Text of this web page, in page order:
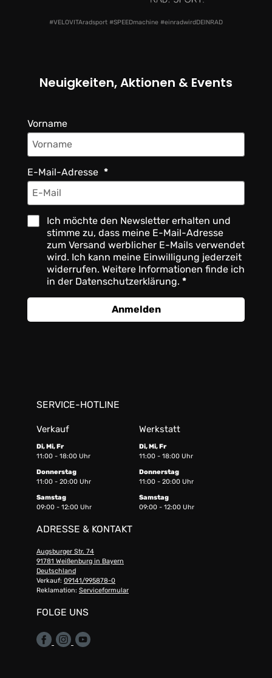
#VELOVITAradsport #SPEEDmachine #einradwirdDEINRAD
Neuigkeiten, Aktionen & Events
Vorname
E-Mail-Adresse
Ich möchte den Newsletter erhalten und
stimme zu, dass meine E-Mail-Adresse
zum Versand werblicher E-Mails verwendet
wird. Ich kann meine Einwilligung jederzeit
widerrufen. Weitere Informationen finde ich
in der Datenschutzerklärung.
Anmelden
SERVICE-HOTLINE
Verkauf Werkstatt
Di, Mi, Fr
11:00 - 18:00 Uhr
Di, Mi, Fr
11:00 - 18:00 Uhr
Donnerstag
11:00 - 20:00 Uhr
Donnerstag
11:00 - 20:00 Uhr
Samstag
09:00 - 12:00 Uhr
Samstag
09:00 - 12:00 Uhr
ADRESSE & KONTAKT
Augsburger Str. 74
91781 Weißenburg in Bayern
Deutschland
Verkauf: 09141/995878-0
Reklamation: Serviceformular
FOLGE UNS